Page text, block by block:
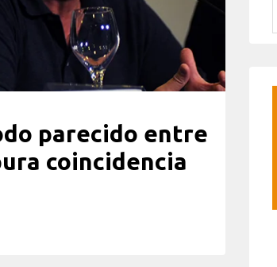
parecido entre
coincidencia